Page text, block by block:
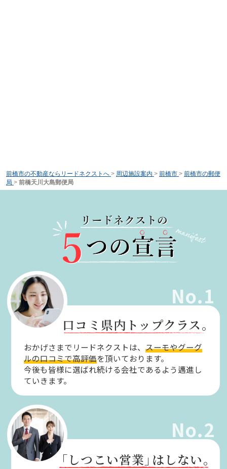
前橋市の不動産ならリードネクストへ > 周辺施設案内 > 前橋市 > 前橋市の郵便
局 > 前橋天川大島郵便局
No.1
口コミ県内トップクラス。
おかげさまでリードネクストは、スーモやグーグ
ルの口コミで高評価を頂いております。
今後も皆様に選ばれ続ける会社であるよう邁進し
ていきます。
No.2
「しつこい営業」はしない。